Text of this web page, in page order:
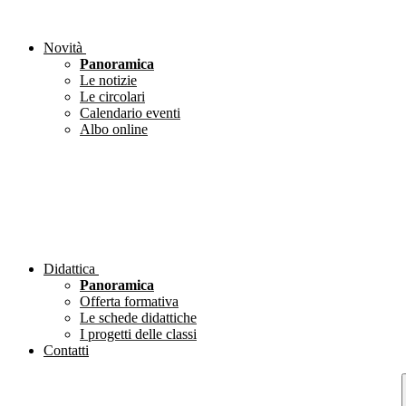
Novità
Panoramica
Le notizie
Le circolari
Calendario eventi
Albo online
Didattica
Panoramica
Offerta formativa
Le schede didattiche
I progetti delle classi
Contatti